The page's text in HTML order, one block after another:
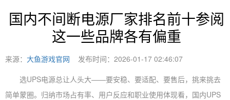
国内不间断电源厂家排名前十参阅
这一些品牌各有偏重
来源： 大鱼游戏官网 发布时间：2026-01-17 02:46:07
选UPS电源总让人头大——要安稳、要适配、要售后，挑来挑去
简单蒙圈。归纳市场占有率、用户反应和职业使用体现看，国内UPS